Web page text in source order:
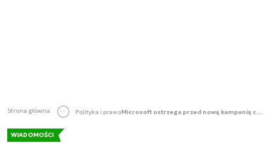
Strona główna Polityka i prawo Microsoft ostrzega przed nową kampanią cyberataków. Celem również Polska
WIADOMOŚCI